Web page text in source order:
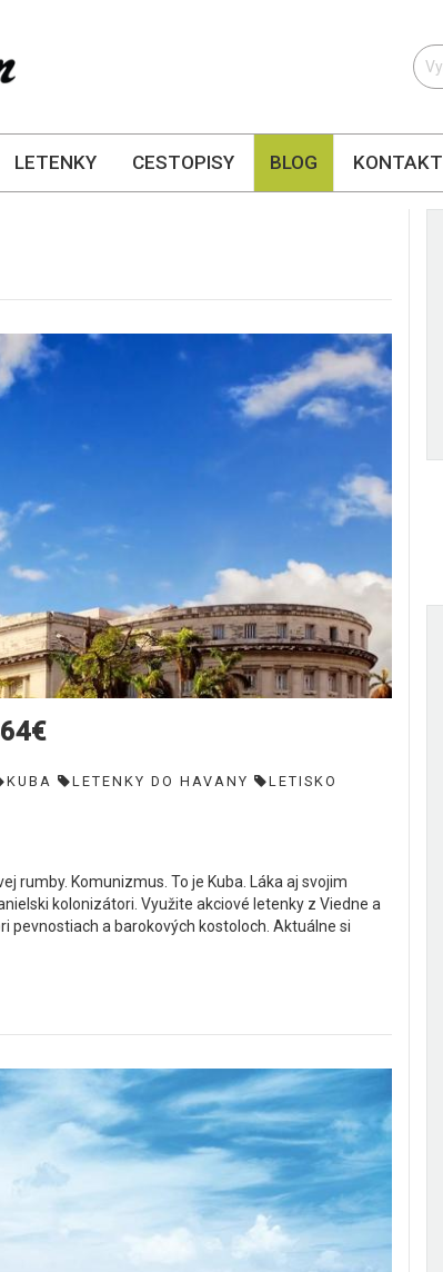
LETENKY CESTOPISY BLOG KONTAKT
KUBA LETENKY DO HAVANY
LETISKO
rumby. Komunizmus. To je Kuba. Láka aj svojim
kolonizátori. Využite akciové letenky z Viedne a
pevnostiach a barokových kostoloch. Aktuálne si